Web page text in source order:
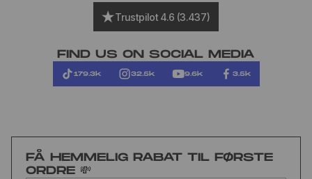
Trustpilot 4.6 (3.437)
FIND US ON SOCIAL MEDIA
179.3k 32.5k 9.6k 3.5k
FÅ HEMMELIG RABAT TIL FØRSTE
ORDRE 💸